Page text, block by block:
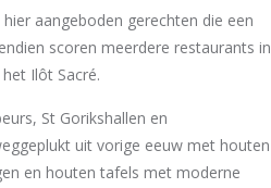
aangeboden gerechten die een
scoren meerdere restaurants in
Ilôt Sacré.
St Gorikshallen en
uit vorige eeuw met houten
en houten tafels met moderne